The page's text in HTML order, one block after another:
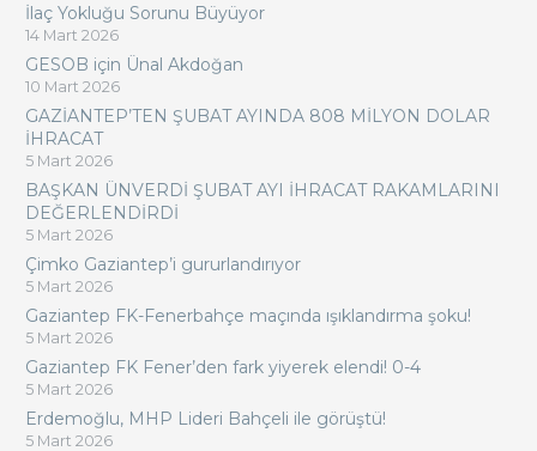
İlaç Yokluğu Sorunu Büyüyor
14 Mart 2026
GESOB için Ünal Akdoğan
10 Mart 2026
GAZİANTEP’TEN ŞUBAT AYINDA 808 MİLYON DOLAR
İHRACAT
5 Mart 2026
BAŞKAN ÜNVERDİ ŞUBAT AYI İHRACAT RAKAMLARINI
DEĞERLENDİRDİ
5 Mart 2026
Çimko Gaziantep’i gururlandırıyor
5 Mart 2026
Gaziantep FK-Fenerbahçe maçında ışıklandırma şoku!
5 Mart 2026
Gaziantep FK Fener’den fark yiyerek elendi! 0-4
5 Mart 2026
Erdemoğlu, MHP Lideri Bahçeli ile görüştü!
5 Mart 2026